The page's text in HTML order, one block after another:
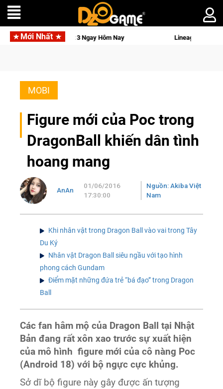
Mới Nhất
Ngay Hôm Nay Lineage W – Quyền lực và tài phú sẽ về
MOBI
Figure mới của Poc trong
DragonBall khiến dân tình
hoang mang
AnAn
01/06/2016
17:30:00
Nguồn: Akiba Việt
Nam
Khi nhân vật trong Dragon Ball vào vai trong Tây
Du Ký
Nhân vật Dragon Ball siêu ngầu với tạo hình
phong cách Gundam
Điểm mặt những đứa trẻ “bá đạo” trong Dragon
Ball
Các fan hâm mộ của Dragon Ball tại Nhật
Bản đang rất xôn xao trước sự xuất hiện
của mô hình figure mới của cô nàng Poc
(Android 18) với bộ ngực cực khủng.
Sở dĩ bộ figure này gây được ấn tượng